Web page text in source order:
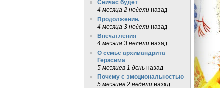
Сейчас будет
4 месяца 2 неделиназад
Продолжение.
4 месяца 3 неделиназад
Впечатления
4 месяца 3 неделиназад
О семье архимандрита
Герасима
5 месяцев 1 деньназад
Почему с эмоциональностью
5 месяцев 2 неделиназад